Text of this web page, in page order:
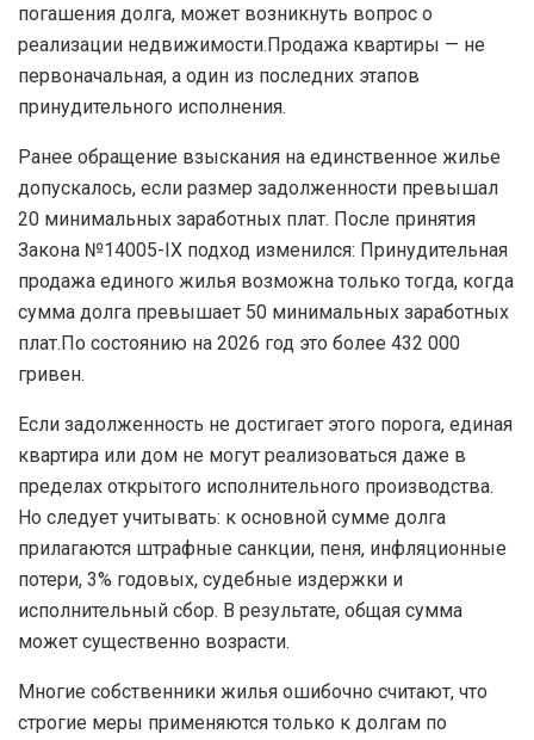
погашения долга, может возникнуть вопрос о
реализации недвижимости.Продажа квартиры — не
первоначальная, а один из последних этапов
принудительного исполнения.
Ранее обращение взыскания на единственное жилье
допускалось, если размер задолженности превышал
20 минимальных заработных плат. После принятия
Закона №14005-IX подход изменился: Принудительная
продажа единого жилья возможна только тогда, когда
сумма долга превышает 50 минимальных заработных
плат.По состоянию на 2026 год это более 432 000
гривен.
Если задолженность не достигает этого порога, единая
квартира или дом не могут реализоваться даже в
пределах открытого исполнительного производства.
Но следует учитывать: к основной сумме долга
прилагаются штрафные санкции, пеня, инфляционные
потери, 3% годовых, судебные издержки и
исполнительный сбор. В результате, общая сумма
может существенно возрасти.
Многие собственники жилья ошибочно считают, что
строгие меры применяются только к долгам по